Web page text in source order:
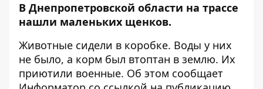
В Днепропетровской области на трассе
нашли маленьких щенков.
Животные сидели в коробке. Воды у них
не было, а корм был втоптан в землю. Их
приютили военные. Об этом сообщает